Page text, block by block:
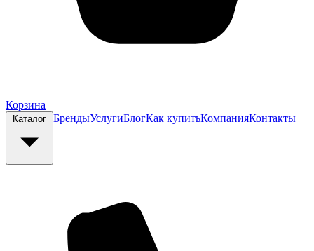
Корзина
Каталог БрендыУслугиБлогКак купитьКомпанияКонтакты